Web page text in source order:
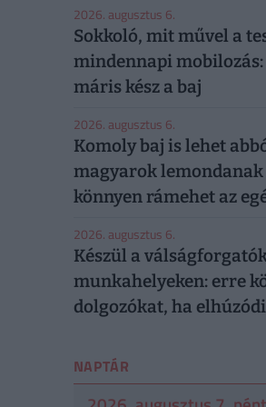
2026. augusztus 6.
Sokkoló, mit művel a
mindennapi mobilozás:
máris kész a baj
2026. augusztus 6.
Komoly baj is lehet
magyarok
könnyen rámehet az
2026. augusztus 6.
Készül a
munkahelyeken: erre
dolgozókat, ha
NAPTÁR